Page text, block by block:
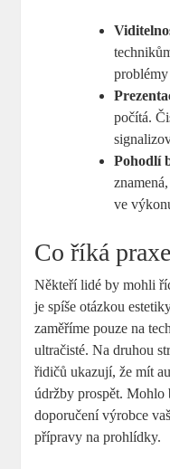
počítá.
Pohodlí
ve
Co říká
Někteří lidé by mohli
je spíše otázkou
zaměříme pouze na
ultračisté. Na druhou
řidičů ukazují, že mít
údržby prospět. Mohlo
doporučení výrobce
přípravy na prohlídky.